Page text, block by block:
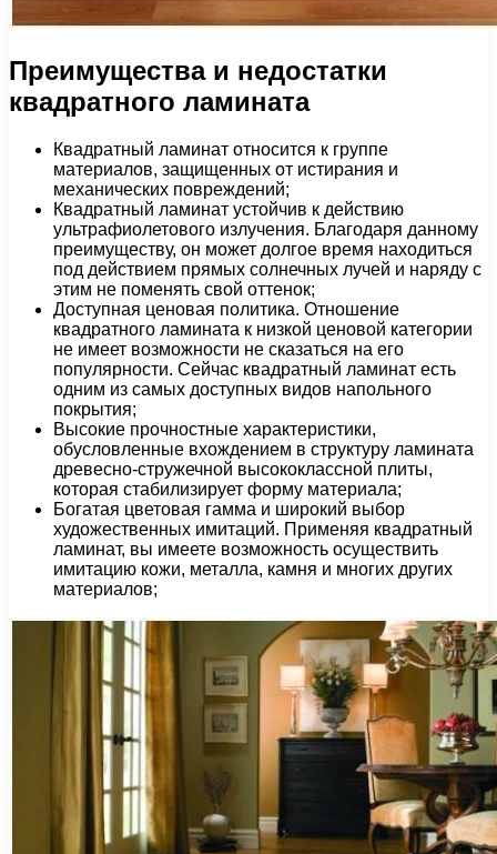
Преимущества и недостатки
квадратного ламината
Квадратный ламинат относится к группе
материалов, защищенных от истирания и
механических повреждений;
Квадратный ламинат устойчив к действию
ультрафиолетового излучения. Благодаря данному
преимуществу, он может долгое время находиться
под действием прямых солнечных лучей и наряду с
этим не поменять свой оттенок;
Доступная ценовая политика. Отношение
квадратного ламината к низкой ценовой категории
не имеет возможности не сказаться на его
популярности. Сейчас квадратный ламинат есть
одним из самых доступных видов напольного
покрытия;
Высокие прочностные характеристики,
обусловленные вхождением в структуру ламината
древесно-стружечной высококлассной плиты,
которая стабилизирует форму материала;
Богатая цветовая гамма и широкий выбор
художественных имитаций. Применяя квадратный
ламинат, вы имеете возможность осуществить
имитацию кожи, металла, камня и многих других
материалов;